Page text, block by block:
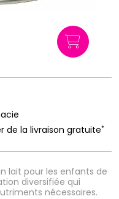
lait pour les enfants de
diversifiée qui
nécessaires.
de la livraison gratuite*